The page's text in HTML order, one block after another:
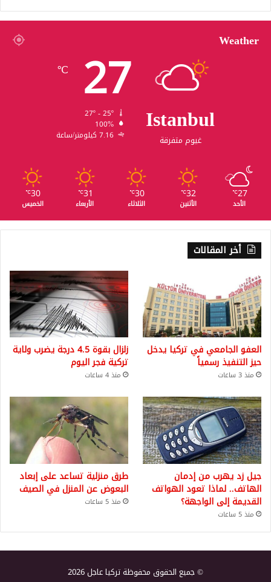
Weather
Istanbul
غيوم متفرقة
27
℃
100%
7.16 كيلومتر/ساعة
27
℃
الأحد
32
℃
الأثنين
30
℃
الثلاثاء
31
℃
الأربعاء
30
℃
الخميس
أخر المقالات
العفو الجامعي في تركيا يدخل
حيز التنفيذ رسمياً
منذ 3 ساعات
زلزال بقوة 4.5 درجة يضرب ولاية
تركية فجر اليوم
منذ 4 ساعات
جيل زد يهرب من إدمان
الهاتف.. لماذا تعود الهواتف
القديمة إلى الواجهة؟
منذ 5 ساعات
طرق منزلية تساعد على إبعاد
البعوض عن المنزل في الصيف
منذ 5 ساعات
© جميع الحقوق محفوظة تركيا عاجل 2026